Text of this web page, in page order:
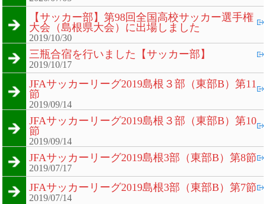
【サッカー部】第98回全国高校サッカー選手権
大会（島根県大会）に出場しました
2019/10/30
三瓶合宿を行いました【サッカー部】
2019/10/17
JFAサッカーリーグ2019島根３部（東部B）第11
節
2019/09/14
JFAサッカーリーグ2019島根３部（東部B）第10
節
2019/09/14
JFAサッカーリーグ2019島根3部（東部B）第8節
2019/07/17
JFAサッカーリーグ2019島根3部（東部B）第7節
2019/07/14